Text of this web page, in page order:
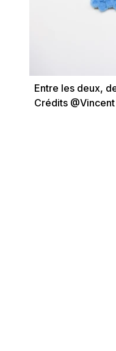
Entre les deux,
Crédits